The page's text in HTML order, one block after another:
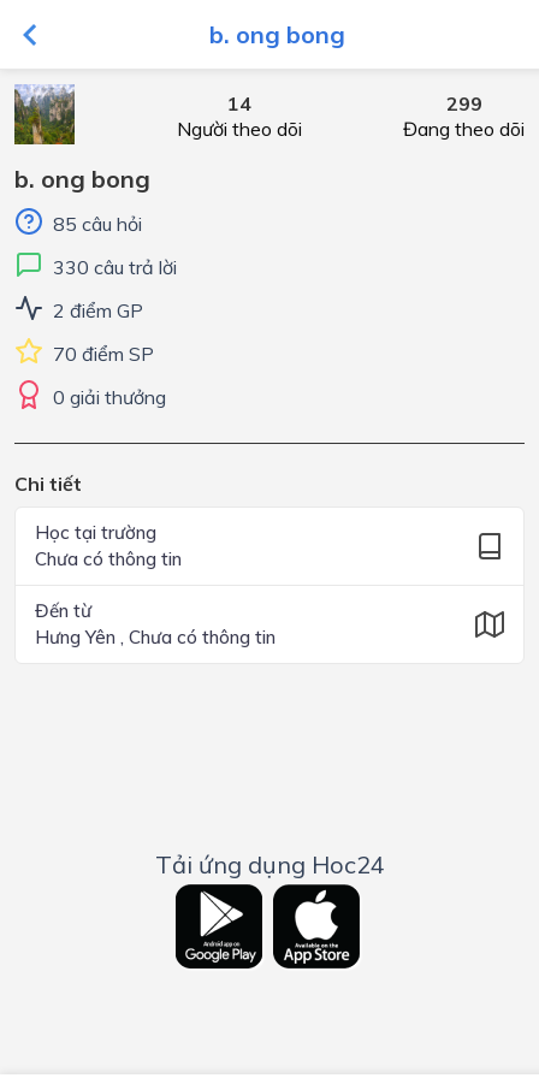
b. ong bong
14
Người theo dõi
299
Đang theo dõi
b. ong bong
85 câu hỏi
330 câu trả lời
2 điểm GP
70 điểm SP
0 giải thưởng
Chi tiết
Học tại trường
Chưa có thông tin
Đến từ
Hưng Yên , Chưa có thông tin
Tải ứng dụng Hoc24